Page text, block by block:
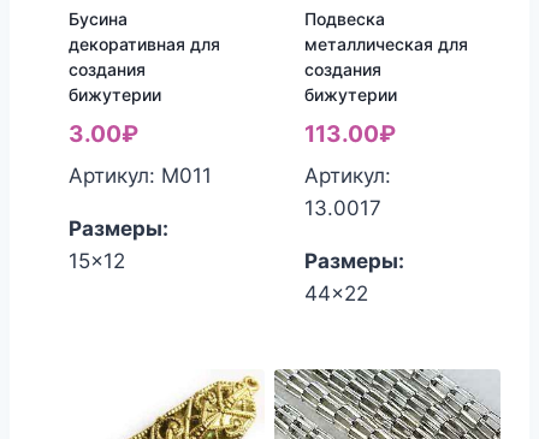
Бусина
декоративная для
создания
бижутерии
3.00₽
Артикул: М011
Размеры:
15x12
Подвеска
металлическая для
создания
бижутерии
113.00₽
Артикул:
13.0017
Размеры:
44x22